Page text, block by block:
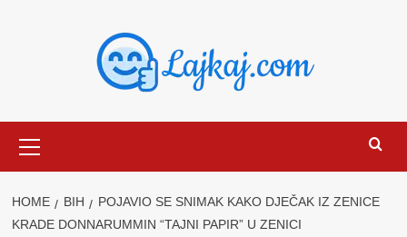
Menu
HOME BIH
POJAVIO SE SNIMAK KAKO DJEČAK IZ ZENICE
KRADE DONNARUMMIN “TAJNI PAPIR” U ZENICI